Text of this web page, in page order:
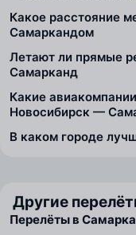
Какое расстояние
Самаркандом
Летают ли прямые
Самарканд
Какие
Новосибирск —
В каком городе
Другие
Перелёты в